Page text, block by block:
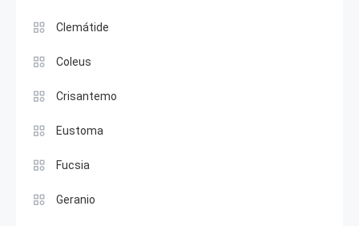
Clemátide
Coleus
Crisantemo
Eustoma
Fucsia
Geranio